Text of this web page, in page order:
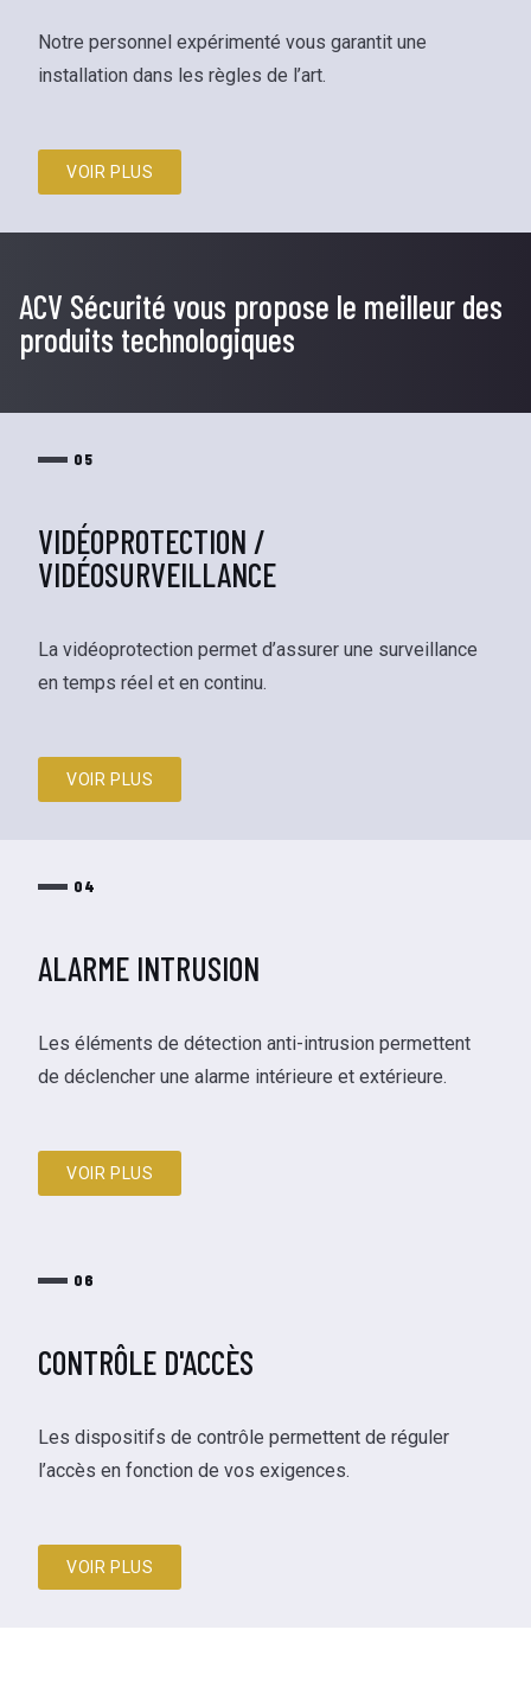
Notre personnel expérimenté vous garantit une
installation dans les règles de l’art.
VOIR PLUS
ACV Sécurité vous propose le meilleur des
produits technologiques
05
VIDÉOPROTECTION /
VIDÉOSURVEILLANCE
La vidéoprotection permet d’assurer une surveillance
en temps réel et en continu.
VOIR PLUS
04
ALARME INTRUSION
Les éléments de détection anti-intrusion permettent
de déclencher une alarme intérieure et extérieure.
VOIR PLUS
06
CONTRÔLE D'ACCÈS
Les dispositifs de contrôle permettent de réguler
l’accès en fonction de vos exigences.
VOIR PLUS